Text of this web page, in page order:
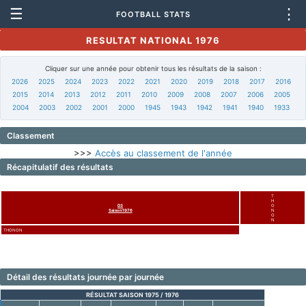
☰ FOOTBALL STATS ⋮
RESULTAT NATIONAL 1976
Cliquer sur une année pour obtenir tous les résultats de la saison :
2026
2025 2024 2023 2022 2021 2020 2019 2018 2017
2016
2015
2014 2013 2012 2011 2010 2009 2008 2007 2006
2005
2004
2003 2002 2001 2000 1945 1943 1942 1941 1940 1933
Classement
>>> Accès au classement de l'année
Récapitulatif des résultats
D3
Saison1976
T
H
O
N
O
N
THONON
Détail des résultats journée par journée
RÉSULTAT SAISON 1975 / 1976